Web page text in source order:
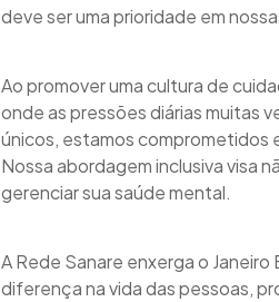
deve ser uma prioridade em
Ao promover uma cultura de
onde as pressões diárias muitas
únicos, estamos comprometidos
Nossa abordagem inclusiva visa
gerenciar sua saúde mental.
A Rede Sanare enxerga o
diferença na vida das pessoas,